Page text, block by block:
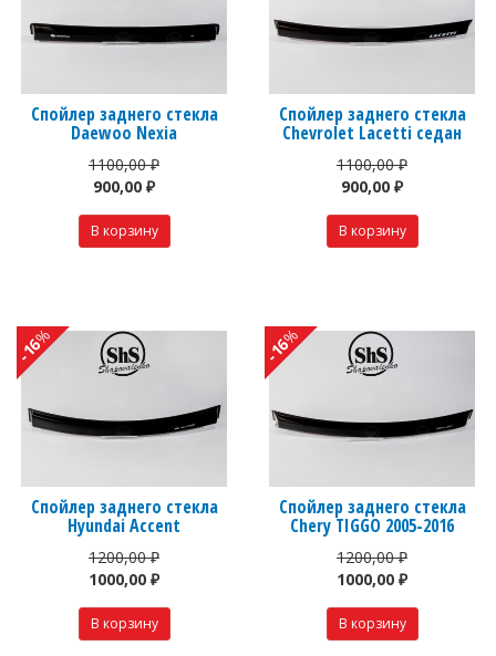
Спойлер заднего стекла
Daewoo Nexia
1100,00 ₽
900,00 ₽
Спойлер заднего стекла
Chevrolet Lacetti седан
1100,00 ₽
900,00 ₽
-16
%
Спойлер заднего стекла
Hyundai Accent
1200,00 ₽
1000,00 ₽
-16
%
Спойлер заднего стекла
Chery TIGGO 2005-2016
1200,00 ₽
1000,00 ₽